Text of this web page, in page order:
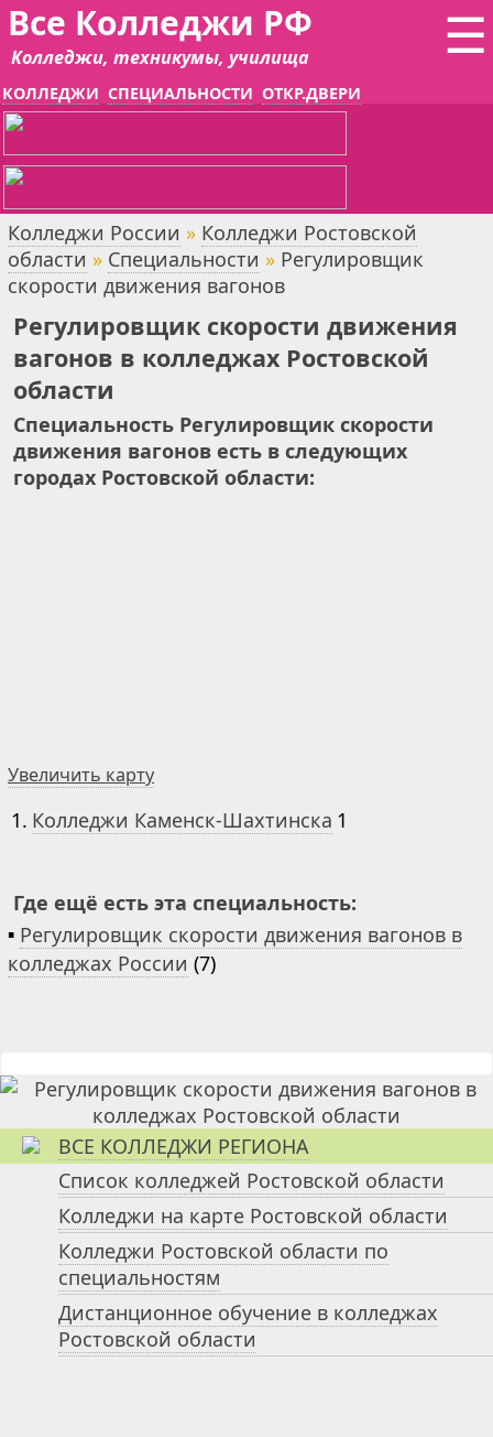
☰
Все Колледжи РФ
Колледжи, техникумы, училища
КОЛЛЕДЖИ СПЕЦИАЛЬНОСТИ ОТКР.ДВЕРИ
Колледжи России » Колледжи Ростовской
области » Специальности » Регулировщик
скорости движения вагонов
Регулировщик скорости движения
вагонов в колледжах Ростовской
области
Специальность Регулировщик скорости
движения вагонов есть в следующих
городах Ростовской области:
Увеличить карту
1. Колледжи Каменск-Шахтинска 1
Где ещё есть эта специальность:
▪ Регулировщик скорости движения вагонов в
колледжах России (7)
ВСЕ КОЛЛЕДЖИ РЕГИОНА
Список колледжей Ростовской области
Колледжи на карте Ростовской области
Колледжи Ростовской области по
специальностям
Дистанционное обучение в колледжах
Ростовской области